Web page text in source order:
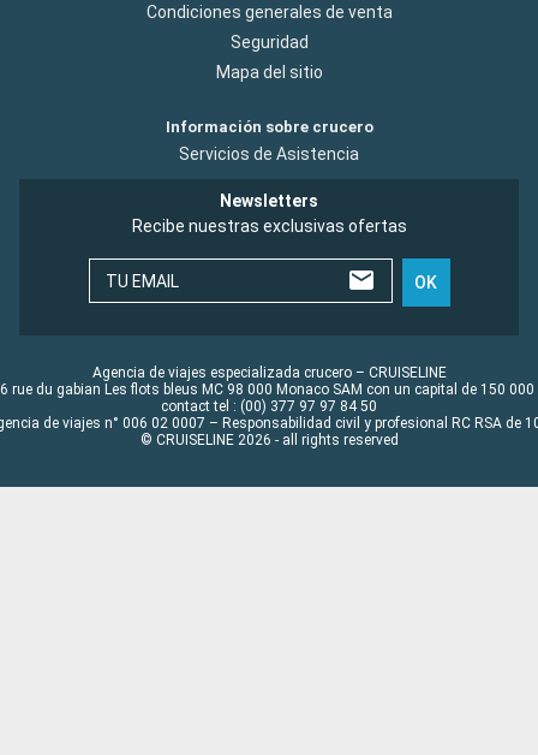
Condiciones generales de venta
Seguridad
Mapa del sitio
Información sobre crucero
Servicios de Asistencia
Newsletters
Recibe nuestras exclusivas ofertas
TU EMAIL OK
Agencia de viajes especializada crucero – CRUISELINE
rue du gabian Les flots bleus MC 98 000 Monaco SAM con un capital de 150 000
contact tel : (00) 377 97 97 84 50
de viajes n° 006 02 0007 – Responsabilidad civil y profesional RC RSA de
© CRUISELINE 2026 - all rights reserved